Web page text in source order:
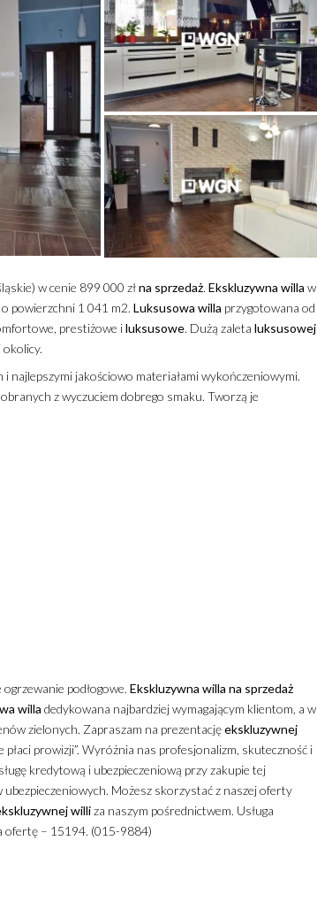
w cenie 899 000 złna sprzedaż. Ekskluzywna willa w
powierzchni 1 041 m2. Luksusowa willa przygotowana od
prestiżowe iluksusowe. Dużą zaleta luksusowej
najlepszymi jakościowo materiałami wykończeniowymi.
z wyczuciem dobrego smaku. Tworzą je
podłogowe. Ekskluzywna willa na sprzedaż
willa dedykowana najbardziej wymagającym klientom, a w
zielonych. Zapraszam na prezentacjęekskluzywnej
prowizji”. Wyróżnia nas profesjonalizm, skuteczność i
kredytową i ubezpieczeniową przy zakupie tej
Możesz skorzystać z naszej oferty
williza naszym pośrednictwem. Usługa
ofertę – 15194. (015-9884)